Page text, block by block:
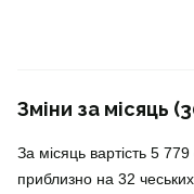
Зміни за місяць
За місяць вартість 5
приблизно на 32